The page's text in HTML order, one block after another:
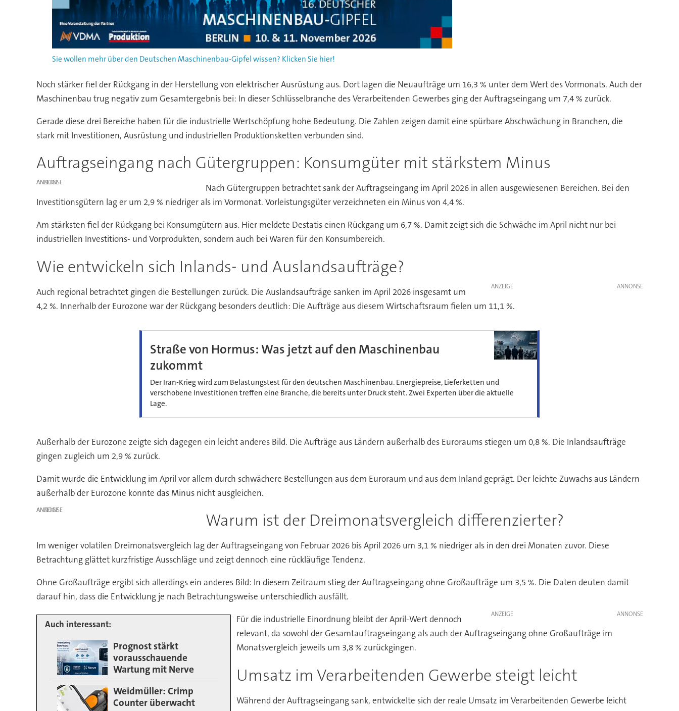
Sie wollen mehr über den Deutschen Maschinenbau-Gipfel wissen? Klicken Sie hier!
Noch stärker fiel der Rückgang in der Herstellung von elektrischer Ausrüstung aus. Dort lagen die Neuaufträge um 16,3 % unter dem Wert des Vormonats. Auch der
Maschinenbau trug negativ zum Gesamtergebnis bei: In dieser Schlüsselbranche des Verarbeitenden Gewerbes ging der Auftragseingang um 7,4 % zurück.
Gerade diese drei Bereiche haben für die industrielle Wertschöpfung hohe Bedeutung. Die Zahlen zeigen damit eine spürbare Abschwächung in Branchen, die
stark mit Investitionen, Ausrüstung und industriellen Produktionsketten verbunden sind.
Auftragseingang nach Gütergruppen: Konsumgüter mit stärkstem Minus
ANZEIGE
Nach Gütergruppen betrachtet sank der Auftragseingang im April 2026 in allen ausgewiesenen Bereichen. Bei den
Investitionsgütern lag er um 2,9 % niedriger als im Vormonat. Vorleistungsgüter verzeichneten ein Minus von 4,4 %.
Am stärksten fiel der Rückgang bei Konsumgütern aus. Hier meldete Destatis einen Rückgang um 6,7 %. Damit zeigt sich die Schwäche im April nicht nur bei
industriellen Investitions- und Vorprodukten, sondern auch bei Waren für den Konsumbereich.
Wie entwickeln sich Inlands- und Auslandsaufträge?
ANZEIGE
Auch regional betrachtet gingen die Bestellungen zurück. Die Auslandsaufträge sanken im April 2026 insgesamt um
4,2 %. Innerhalb der Eurozone war der Rückgang besonders deutlich: Die Aufträge aus diesem Wirtschaftsraum fielen um 11,1 %.
Straße von Hormus: Was jetzt auf den Maschinenbau
zukommt
Der Iran-Krieg wird zum Belastungstest für den deutschen Maschinenbau. Energiepreise, Lieferketten und
verschobene Investitionen treffen eine Branche, die bereits unter Druck steht. Zwei Experten über die aktuelle
Lage.
Außerhalb der Eurozone zeigte sich dagegen ein leicht anderes Bild. Die Aufträge aus Ländern außerhalb des Euroraums stiegen um 0,8 %. Die Inlandsaufträge
gingen zugleich um 2,9 % zurück.
Damit wurde die Entwicklung im April vor allem durch schwächere Bestellungen aus dem Euroraum und aus dem Inland geprägt. Der leichte Zuwachs aus Ländern
außerhalb der Eurozone konnte das Minus nicht ausgleichen.
ANZEIGE Warum ist der Dreimonatsvergleich differenzierter?
Im weniger volatilen Dreimonatsvergleich lag der Auftragseingang von Februar 2026 bis April 2026 um 3,1 % niedriger als in den drei Monaten zuvor. Diese
Betrachtung glättet kurzfristige Ausschläge und zeigt dennoch eine rückläufige Tendenz.
Ohne Großaufträge ergibt sich allerdings ein anderes Bild: In diesem Zeitraum stieg der Auftragseingang ohne Großaufträge um 3,5 %. Die Daten deuten damit
darauf hin, dass die Entwicklung je nach Betrachtungsweise unterschiedlich ausfällt.
ANZEIGE
Auch interessant:
Prognost stärkt
vorausschauende
Wartung mit Nerve
Weidmüller: Crimp
Counter überwacht
Für die industrielle Einordnung bleibt der April-Wert dennoch
relevant, da sowohl der Gesamtauftragseingang als auch der Auftragseingang ohne Großaufträge im
Monatsvergleich jeweils um 3,8 % zurückgingen.
Umsatz im Verarbeitenden Gewerbe steigt leicht
Während der Auftragseingang sank, entwickelte sich der reale Umsatz im Verarbeitenden Gewerbe leicht